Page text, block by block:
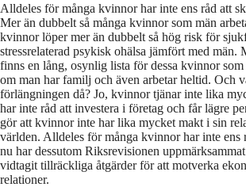
Alldeles för många kvinnor har inte ens råd att
Mer än dubbelt så många kvinnor som män
kvinnor löper mer än dubbelt så hög risk för
stressrelaterad psykisk ohälsa jämfört med män.
finns en lång, osynlig lista för dessa kvinnor som
om man har familj och även arbetar heltid. Och
förlängningen då? Jo, kvinnor tjänar inte lika
har inte råd att investera i företag och får lägre
gör att kvinnor inte har lika mycket makt i sin
världen. Alldeles för många kvinnor har inte ens
nu har dessutom Riksrevisionen
vidtagit tillräckliga åtgärder för att motverka
relationer.